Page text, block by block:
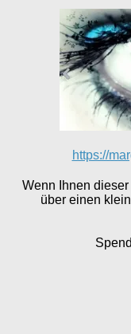
https://
Wenn Ihnen
über einen